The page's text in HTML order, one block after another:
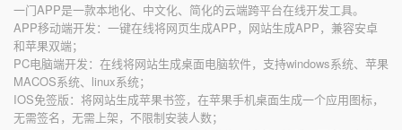
一门APP是一款本地化、中文化、简化的云端跨平台在线开发工具。
APP移动端开发：一键在线将网页生成APP，网站生成APP，兼容安卓
和苹果双端；
PC电脑端开发：在线将网站生成桌面电脑软件，支持windows系统、苹果
MACOS系统、linux系统；
IOS免签版：将网站生成苹果书签，在苹果手机桌面生成一个应用图标，
无需签名，无需上架，不限制安装人数；